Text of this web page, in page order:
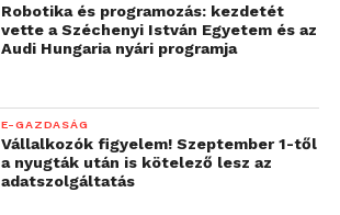
Robotika és programozás: kezdetét
vette a Széchenyi István Egyetem és az
Audi Hungaria nyári programja
E-GAZDASÁG
Vállalkozók figyelem! Szeptember 1-től
a nyugták után is kötelező lesz az
adatszolgáltatás